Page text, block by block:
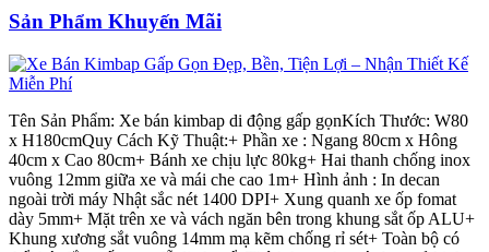
Sản Phẩm Khuyến Mãi
Tên Sản Phẩm: Xe bán kimbap di động gấp gọnKích Thước: W80
x H180cmQuy Cách Kỹ Thuật:+ Phần xe : Ngang 80cm x Hông
40cm x Cao 80cm+ Bánh xe chịu lực 80kg+ Hai thanh chống inox
vuông 12mm giữa xe và mái che cao 1m+ Hình ảnh : In decan
ngoài trời máy Nhật sắc nét 1400 DPI+ Xung quanh xe ốp fomat
dày 5mm+ Mặt trên xe và vách ngăn bên trong khung sắt ốp ALU+
Khung xương sắt vuông 14mm mạ kẽm chống rỉ sét+ Toàn bộ có